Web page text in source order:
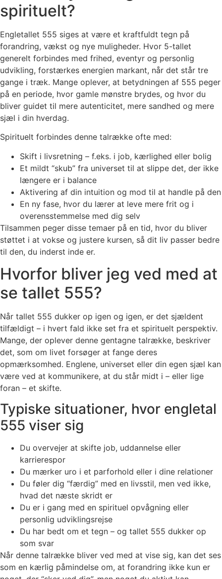
spirituelt?
Engletallet 555 siges at være et kraftfuldt tegn på
forandring, vækst og nye muligheder. Hvor 5-tallet
generelt forbindes med frihed, eventyr og personlig
udvikling, forstærkes energien markant, når det står tre
gange i træk. Mange oplever, at betydningen af 555 peger
på en periode, hvor gamle mønstre brydes, og hvor du
bliver guidet til mere autenticitet, mere sandhed og mere
sjæl i din hverdag.
Spirituelt forbindes denne talrække ofte med:
Skift i livsretning – f.eks. i job, kærlighed eller bolig
Et mildt “skub” fra universet til at slippe det, der ikke
længere er i balance
Aktivering af din intuition og mod til at handle på den
En ny fase, hvor du lærer at leve mere frit og i
overensstemmelse med dig selv
Tilsammen peger disse temaer på en tid, hvor du bliver
støttet i at vokse og justere kursen, så dit liv passer bedre
til den, du inderst inde er.
Hvorfor bliver jeg ved med at
se tallet 555?
Når tallet 555 dukker op igen og igen, er det sjældent
tilfældigt – i hvert fald ikke set fra et spirituelt perspektiv.
Mange, der oplever denne gentagne talrække, beskriver
det, som om livet forsøger at fange deres
opmærksomhed. Englene, universet eller din egen sjæl kan
være ved at kommunikere, at du står midt i – eller lige
foran – et skifte.
Typiske situationer, hvor engletal
555 viser sig
Du overvejer at skifte job, uddannelse eller
karrierespor
Du mærker uro i et parforhold eller i dine relationer
Du føler dig “færdig” med en livsstil, men ved ikke,
hvad det næste skridt er
Du er i gang med en spirituel opvågning eller
personlig udviklingsrejse
Du har bedt om et tegn – og tallet 555 dukker op
som svar
Når denne talrække bliver ved med at vise sig, kan det ses
som en kærlig påmindelse om, at forandring ikke kun er